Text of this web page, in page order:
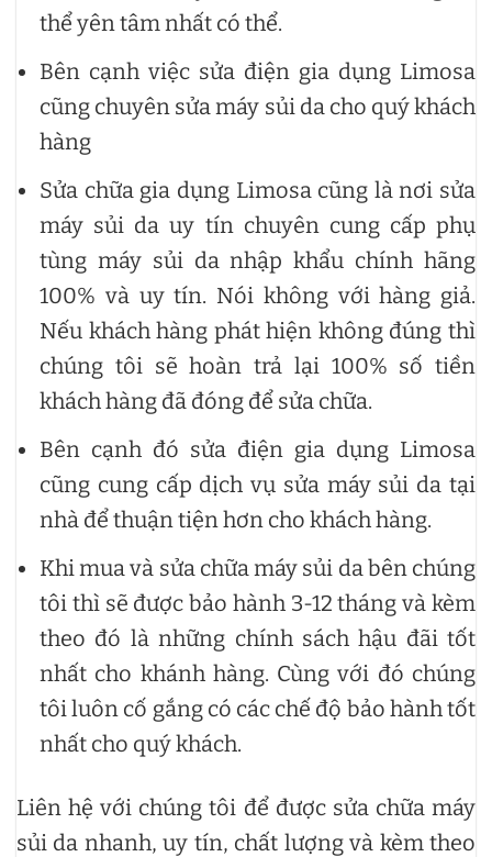
thể yên tâm nhất có thể.
Bên cạnh việc sửa điện gia dụng Limosa
cũng chuyên sửa máy sủi da cho quý khách
hàng
Sửa chữa gia dụng Limosa cũng là nơi sửa
máy sủi da uy tín chuyên cung cấp phụ
tùng máy sủi da nhập khẩu chính hãng
100% và uy tín. Nói không với hàng giả.
Nếu khách hàng phát hiện không đúng thì
chúng tôi sẽ hoàn trả lại 100% số tiền
khách hàng đã đóng để sửa chữa.
Bên cạnh đó sửa điện gia dụng Limosa
cũng cung cấp dịch vụ sửa máy sủi da tại
nhà để thuận tiện hơn cho khách hàng.
Khi mua và sửa chữa máy sủi da bên chúng
tôi thì sẽ được bảo hành 3-12 tháng và kèm
theo đó là những chính sách hậu đãi tốt
nhất cho khánh hàng. Cùng với đó chúng
tôi luôn cố gắng có các chế độ bảo hành tốt
nhất cho quý khách.
Liên hệ với chúng tôi để được sửa chữa máy
sủi da nhanh, uy tín, chất lượng và kèm theo